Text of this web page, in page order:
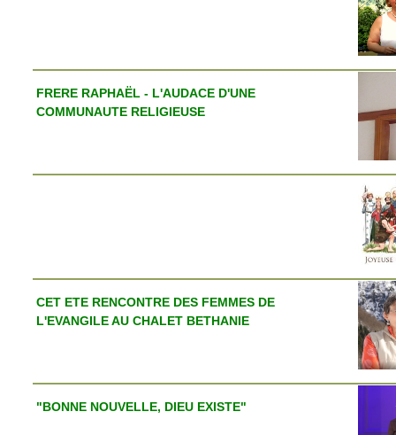
FRERE RAPHAËL - L'AUDACE D'UNE
COMMUNAUTE RELIGIEUSE
CET ETE RENCONTRE DES FEMMES DE
L'EVANGILE AU CHALET BETHANIE
"BONNE NOUVELLE, DIEU EXISTE"